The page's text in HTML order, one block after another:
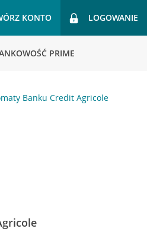
KONTO LOGOWANIE
PRIME
Banku Credit Agricole